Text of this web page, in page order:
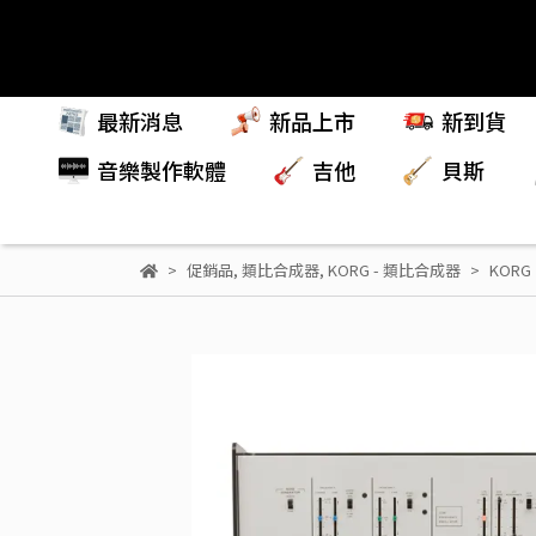
最新消息 新品上市
新到貨
音樂製作軟體
吉他 貝斯
促銷品, 類比合成器, KORG - 類比合成器